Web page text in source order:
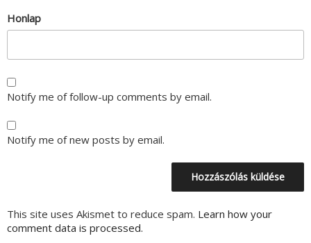
Honlap
Notify me of follow-up comments by email.
Notify me of new posts by email.
This site uses Akismet to reduce spam. Learn how your
comment data is processed.